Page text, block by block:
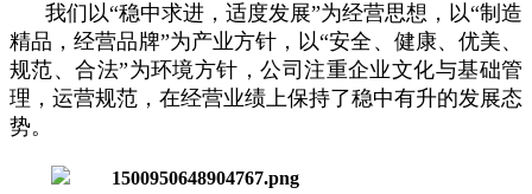
我们以“稳中求进，适度发展”为经营思想，以“制造
精品，经营品牌”为产业方针，以“安全、健康、优美、
规范、合法”为环境方针，公司注重企业文化与基础管
理，运营规范，在经营业绩上保持了稳中有升的发展态
势。